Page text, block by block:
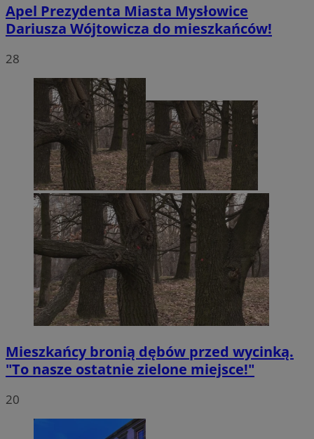
Apel Prezydenta Miasta Mysłowice
Dariusza Wójtowicza do mieszkańców!
28
Mieszkańcy bronią dębów przed wycinką.
"To nasze ostatnie zielone miejsce!"
20